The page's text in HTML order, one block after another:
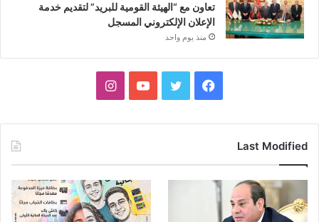
تعاون مع “الهيئة القومية للبريد” لتقديم خدمة
الإعلان الإلكتروني المسجل
منذ يوم واحد
فيسبوك تويتر يوتيوبانستقرام
Last Modified